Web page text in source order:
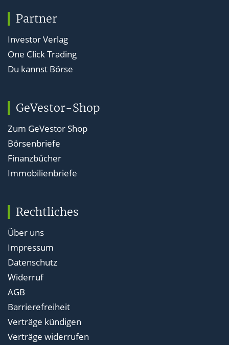
Partner
Investor Verlag
One Click Trading
Du kannst Börse
GeVestor-Shop
Zum GeVestor Shop
Börsenbriefe
Finanzbücher
Immobilienbriefe
Rechtliches
Über uns
Impressum
Datenschutz
Widerruf
AGB
Barrierefreiheit
Verträge kündigen
Verträge widerrufen